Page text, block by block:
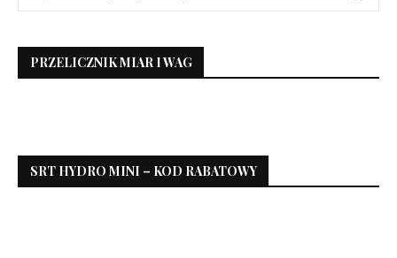
PRZELICZNIK MIAR I WAG
SRT HYDRO MINI – KOD RABATOWY